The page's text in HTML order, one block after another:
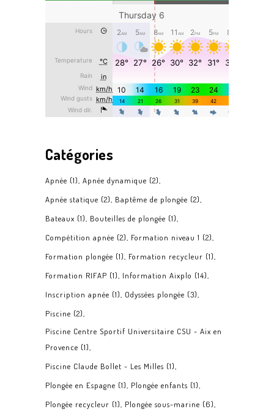
Catégories
Apnée (1) Apnée dynamique (2)
Apnée statique (2) Baptême de plongée (2)
Bateaux (1) Bouteilles de plongée (1)
Compétition apnée (2) Formation niveau 1 (2)
Formation plongée (1) Formation recycleur (1)
Formation RIFAP (1) Information Aixplo (14)
Inscription apnée (1) Odyssées plongée (3)
Piscine (2)
Piscine Centre Sportif Universitaire CSU - Aix en
Provence (1)
Piscine Claude Bollet - Les Milles (1)
Plongée en Espagne (1) Plongée enfants (1)
Plongée recycleur (1) Plongée sous-marine (6)